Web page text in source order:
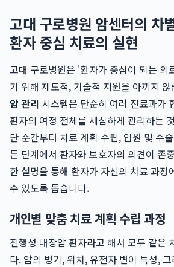
고대 구로병원 암센터의 차
환자 중심 치료의 실현
고대 구로병원은 '환자가 중심이 되는 의
기 위해 제도적, 기술적 지원을 아끼지
암 관리 시스템은 단순히 여러 진료과가
환자의 여정 전체를 세심하게 관리하는
단 순간부터 치료 계획 수립, 입원 및 수
든 단계에서 환자와 보호자의 의견이 존
한 설명을 통해 환자가 자신의 치료 과정
수 있도록 돕습니다.
개인별 맞춤 치료 계획 수립 과정
진행성 대장암 환자라고 해서 모두 같은
다. 암의 병기, 위치, 유전자 변이 특성,